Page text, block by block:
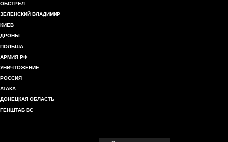
ОБСТРЕЛ
ЗЕЛЕНСКИЙ ВЛАДИМИР
КИЕВ
ДРОНЫ
ПОЛЬША
АРМИЯ РФ
УНИЧТОЖЕНИЕ
РОССИЯ
АТАКА
ДОНЕЦКАЯ ОБЛАСТЬ
ГЕНШТАБ ВС